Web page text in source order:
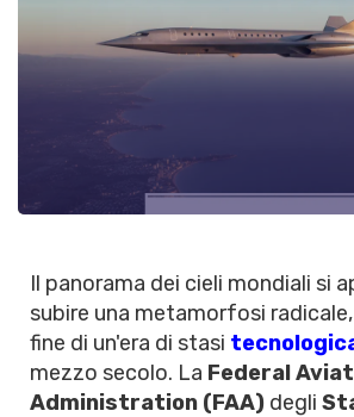
Il panorama dei cieli mondiali si
subire una metamorfosi
fine di un'era di stasi
mezzo secolo. La Federal
Administration (FAA) degli